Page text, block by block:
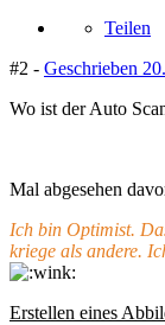
Teilen
#2 - Geschrieben
Wo ist der Auto
Mal abgesehen
Ich bin Optimist.
kriege als andere.
Erstellen eines